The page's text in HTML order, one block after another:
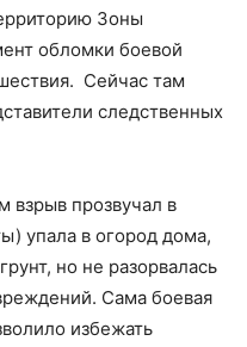
Зоны
обломки боевой
Сейчас там
следственных
взрыв прозвучал в
упала в огород дома,
но не разорвалась
Сама боевая
избежать